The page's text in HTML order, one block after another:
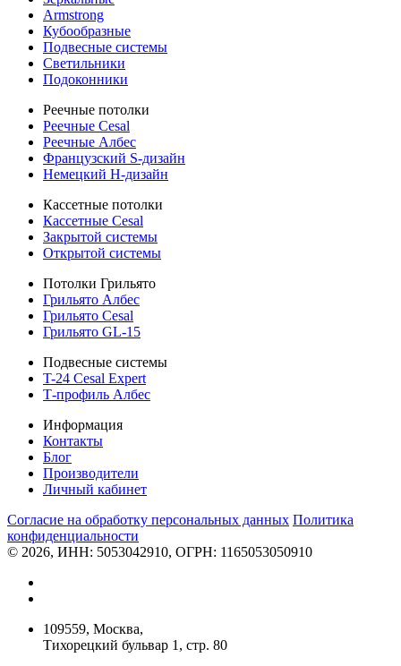
Armstrong
Кубообразные
Подвесные системы
Светильники
Подоконники
Реечные потолки
Реечные Cesal
Реечные Албес
Французский S-дизайн
Немецкий H-дизайн
Кассетные потолки
Кассетные Cesal
Закрытой системы
Открытой системы
Потолки Грильято
Грильято Албес
Грильято Cesal
Грильято GL-15
Подвесные системы
T-24 Cesal Expert
Т-профиль Албес
Информация
Контакты
Блог
Производители
Личный кабинет
Согласие на обработку персональных данных Политикa
конфиденциальности
© 2026, ИНН: 5053042910, ОГРН: 1165053050910
109559, Москва,
Тихорецкий бульвар 1, стр. 80